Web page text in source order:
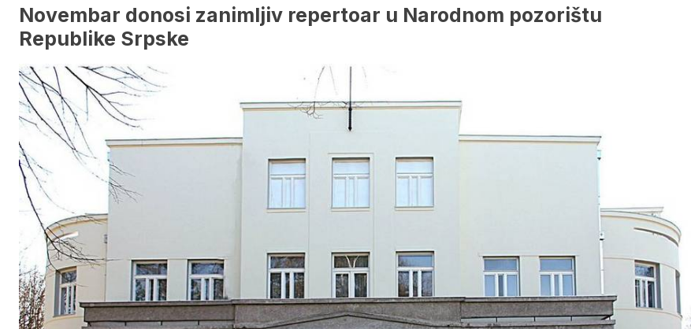
Novembar donosi zanimljiv repertoar u Narodnom pozorištu
Republike Srpske